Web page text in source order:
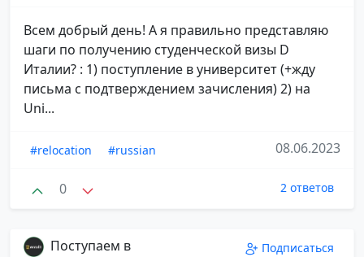
Всем добрый день! А я правильно представляю
шаги по получению студенческой визы D
Италии? : 1) поступление в университет (+жду
письма с подтверждением зачисления) 2) на
Uni...
#relocation #russian 08.06.2023
0 2 ответов
Поступаем в
Подписаться